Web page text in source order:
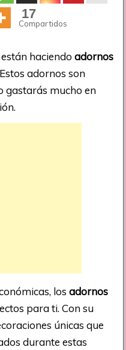
17
Compartidos
haciendoadornos
Estos adornos son
gastarás mucho en
losadornos
para ti. Con su
únicas que
durante estas